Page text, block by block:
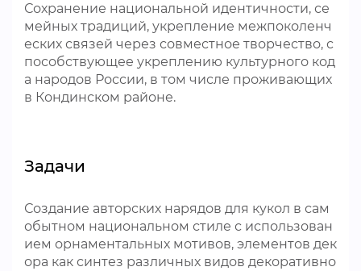
Сохранение национальной идентичности, се
мейных традиций, укрепление межпоколенч
еских связей через совместное творчество, с
пособствующее укреплению культурного код
а народов России, в том числе проживающих
в Кондинском районе.
Задачи
Создание авторских нарядов для кукол в сам
обытном национальном стиле с использован
ием орнаментальных мотивов, элементов дек
ора как синтез различных видов декоративно